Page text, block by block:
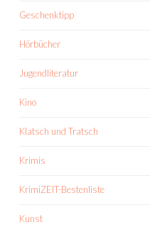
Geschenktipp
Hörbücher
Jugendliteratur
Kino
Klatsch und Tratsch
Krimis
KrimiZEIT-Bestenliste
Kunst